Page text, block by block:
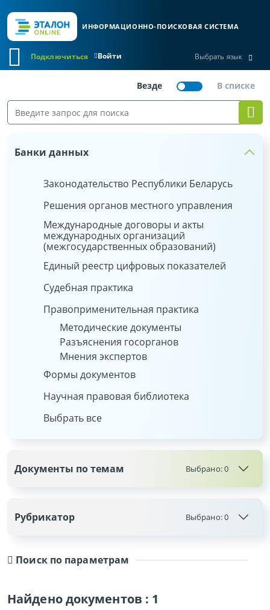
ИНФОРМАЦИОННО-ПОИСКОВАЯ СИСТЕМА
Войти
Подключиться Выбрать язык
Поиск по параметрам
Найдено документов : 1
Банки данных
Законодательство Республики Беларусь
Решения органов местного управления
Международные договоры и акты
международных организаций
(межгосударственных образований)
Единый реестр цифровых показателей
Судебная практика
Правоприменительная практика
Методические документы
Разъяснения госорганов
Мнения экспертов
Формы документов
Научная правовая библиотека
Выбрать все
Документы по темам Выбрано:0
Рубрикатор Выбрано:0